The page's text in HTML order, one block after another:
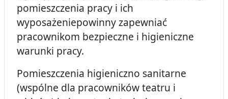
pomieszczenia pracy i ich
wyposażeniepowinny zapewniać
pracownikom bezpieczne i higieniczne
warunki pracy.
Pomieszczenia higieniczno sanitarne
(wspólne dla pracowników teatru i